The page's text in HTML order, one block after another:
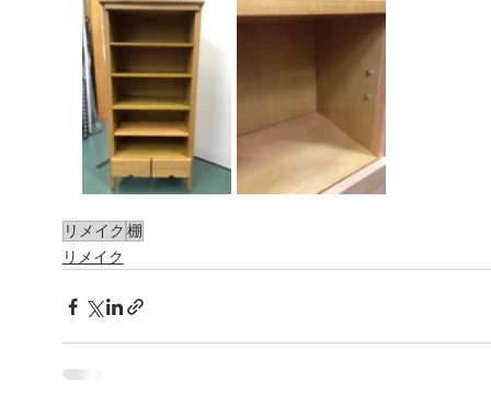
リメイク 棚
リメイク